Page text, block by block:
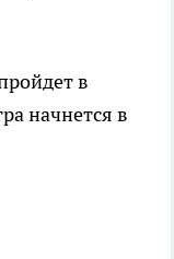
в
начнется в